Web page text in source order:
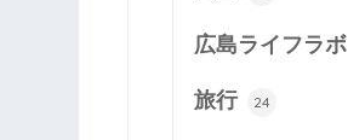
広島ライフラボ
旅行 24